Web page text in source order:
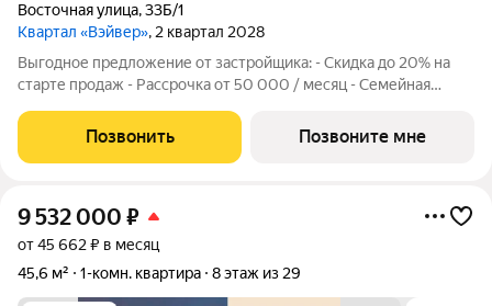
Восточная улица,33Б/1
Квартал «Вэйвер», 2 квартал 2028
Выгодное предложение от застройщика: - Скидка до 20% на
старте продаж - Рассрочка от 50 000 / месяц - Семейная
1-комнатной квартиры в Жилом квартале Вэйвер от
Девелоперской компании Люди,
Позвонить Позвоните мне
9 532 000 ₽
от 45 662 ₽ в месяц
45,6 м²
1-комн. квартира 8 этаж из 29